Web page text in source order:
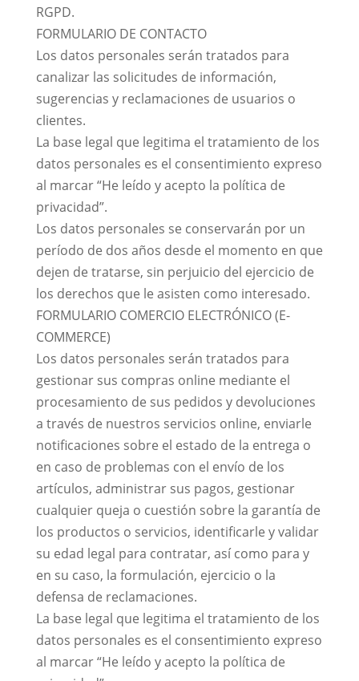
RGPD.
FORMULARIO DE CONTACTO
Los datos personales serán tratados para
canalizar las solicitudes de información,
sugerencias y reclamaciones de usuarios o
clientes.
La base legal que legitima el tratamiento de los
datos personales es el consentimiento expreso
al marcar “He leído y acepto la política de
privacidad”.
Los datos personales se conservarán por un
período de dos años desde el momento en que
dejen de tratarse, sin perjuicio del ejercicio de
los derechos que le asisten como interesado.
FORMULARIO COMERCIO ELECTRÓNICO (E-
COMMERCE)
Los datos personales serán tratados para
gestionar sus compras online mediante el
procesamiento de sus pedidos y devoluciones
a través de nuestros servicios online, enviarle
notificaciones sobre el estado de la entrega o
en caso de problemas con el envío de los
artículos, administrar sus pagos, gestionar
cualquier queja o cuestión sobre la garantía de
los productos o servicios, identificarle y validar
su edad legal para contratar, así como para y
en su caso, la formulación, ejercicio o la
defensa de reclamaciones.
La base legal que legitima el tratamiento de los
datos personales es el consentimiento expreso
al marcar “He leído y acepto la política de